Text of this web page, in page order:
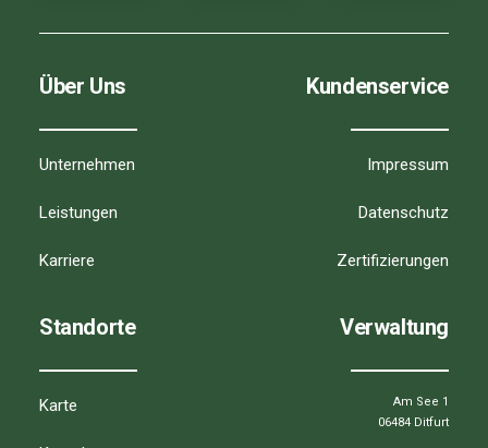
Über Uns
Unternehmen
Leistungen
Karriere
Kundenservice
Impressum
Datenschutz
Zertifizierungen
Standorte
Karte
Verwaltung
Am See 1
06484 Ditfurt